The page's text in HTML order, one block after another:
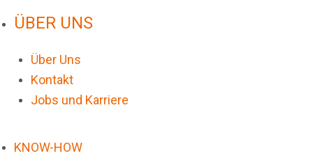
ÜBER UNS
Über Uns
Kontakt
Jobs und Karriere
KNOW-HOW